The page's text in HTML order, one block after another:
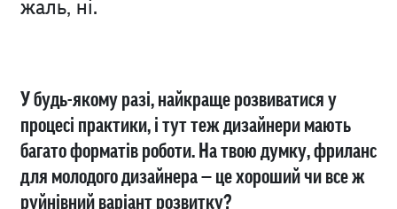
жаль, ні.
У будь-якому разі, найкраще розвиватися у
процесі практики, і тут теж дизайнери мають
багато форматів роботи. На твою думку, фриланс
для молодого дизайнера — це хороший чи все ж
руйнівний варіант розвитку?